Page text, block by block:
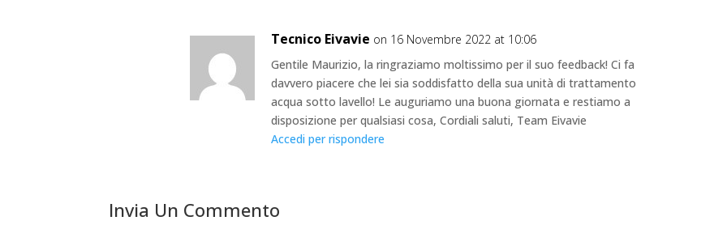
Tecnico Eivavie on 16 Novembre 2022 at 10:06
Gentile Maurizio, la ringraziamo moltissimo per il suo feedback! Ci fa
davvero piacere che lei sia soddisfatto della sua unità di trattamento
acqua sotto lavello! Le auguriamo una buona giornata e restiamo a
disposizione per qualsiasi cosa, Cordiali saluti, Team Eivavie
Accedi per rispondere
Invia Un Commento